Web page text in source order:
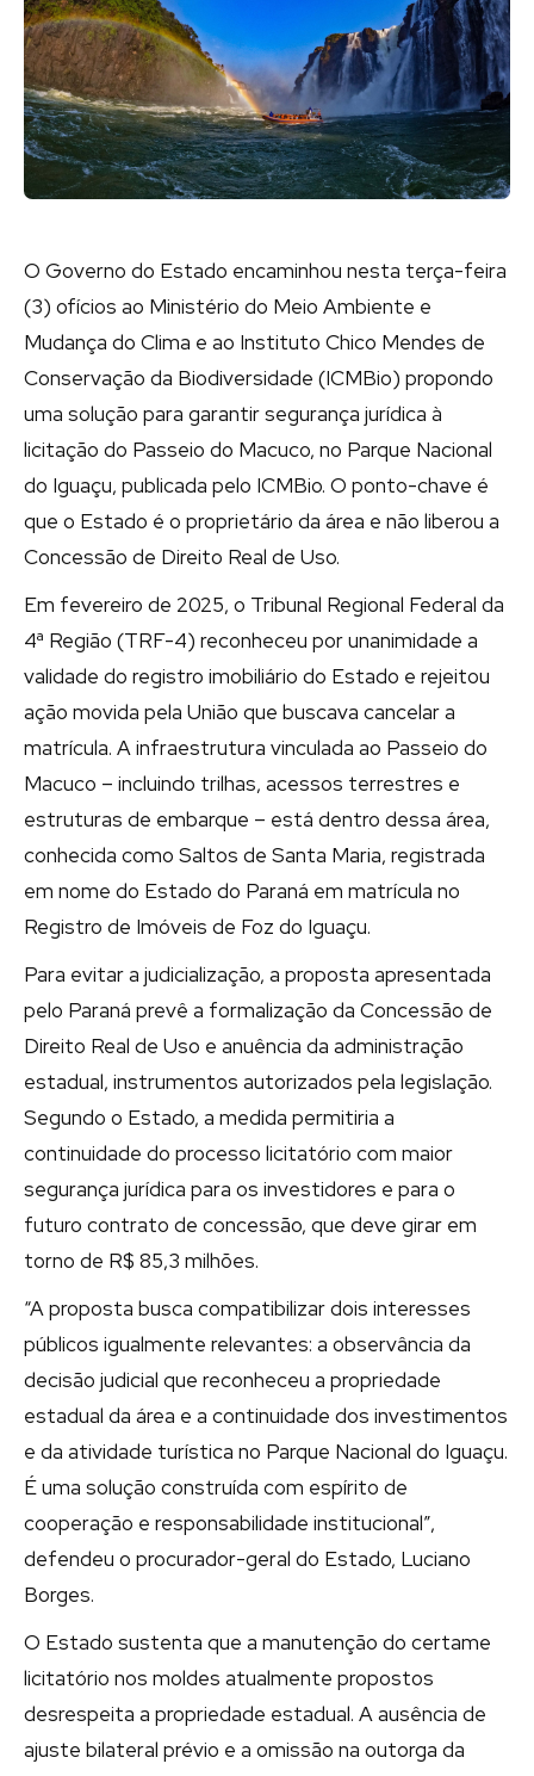
O Governo do Estado encaminhou nesta terça-feira
(3) ofícios ao Ministério do Meio Ambiente e
Mudança do Clima e ao Instituto Chico Mendes de
Conservação da Biodiversidade (ICMBio) propondo
uma solução para garantir segurança jurídica à
licitação do Passeio do Macuco, no Parque Nacional
do Iguaçu, publicada pelo ICMBio. O ponto-chave é
que o Estado é o proprietário da área e não liberou a
Concessão de Direito Real de Uso.
Em fevereiro de 2025, o Tribunal Regional Federal da
4ª Região (TRF-4) reconheceu por unanimidade a
validade do registro imobiliário do Estado e rejeitou
ação movida pela União que buscava cancelar a
matrícula. A infraestrutura vinculada ao Passeio do
Macuco – incluindo trilhas, acessos terrestres e
estruturas de embarque – está dentro dessa área,
conhecida como Saltos de Santa Maria, registrada
em nome do Estado do Paraná em matrícula no
Registro de Imóveis de Foz do Iguaçu.
Para evitar a judicialização, a proposta apresentada
pelo Paraná prevê a formalização da Concessão de
Direito Real de Uso e anuência da administração
estadual, instrumentos autorizados pela legislação.
Segundo o Estado, a medida permitiria a
continuidade do processo licitatório com maior
segurança jurídica para os investidores e para o
futuro contrato de concessão, que deve girar em
torno de R$ 85,3 milhões.
“A proposta busca compatibilizar dois interesses
públicos igualmente relevantes: a observância da
decisão judicial que reconheceu a propriedade
estadual da área e a continuidade dos investimentos
e da atividade turística no Parque Nacional do Iguaçu.
É uma solução construída com espírito de
cooperação e responsabilidade institucional”,
defendeu o procurador-geral do Estado, Luciano
Borges.
O Estado sustenta que a manutenção do certame
licitatório nos moldes atualmente propostos
desrespeita a propriedade estadual. A ausência de
ajuste bilateral prévio e a omissão na outorga da